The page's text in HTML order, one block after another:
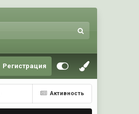
Регистрация
Активность